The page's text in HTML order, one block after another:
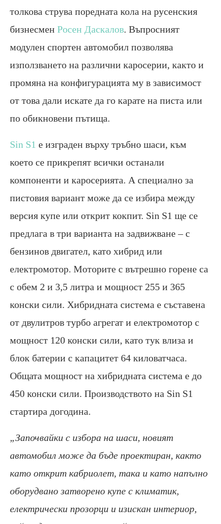
толкова струва поредната кола на русенския
бизнесмен Росен Даскалов. Въпросният
модулен спортен автомобил позволява
използването на различни каросерии, както и
промяна на конфигурацията му в зависимост
от това дали искате да го карате на писта или
по обикновени пътища.
Sin S1 е изграден върху тръбно шаси, към
което се прикрепят всички останали
компоненти и каросерията. А специално за
пистовия вариант може да се избира между
версия купе или открит кокпит. Sin S1 ще се
предлага в три варианта на задвижване – с
бензинов двигател, като хибрид или
електромотор. Моторите с вътрешно горене са
с обем 2 и 3,5 литра и мощност 255 и 365
конски сили. Хибридната система е съставена
от двулитров турбо агрегат и електромотор с
мощност 120 конски сили, като тук влиза и
блок батерии с капацитет 64 киловатчаса.
Общата мощност на хибридната система е до
450 конски сили. Производството на Sin S1
стартира догодина.
„Започвайки с избора на шаси, новият
автомобил може да бъде проектиран, както
като открит кабриолет, така и като напълно
оборудвано затворено купе с климатик,
електрически прозорци и изискан интериор,